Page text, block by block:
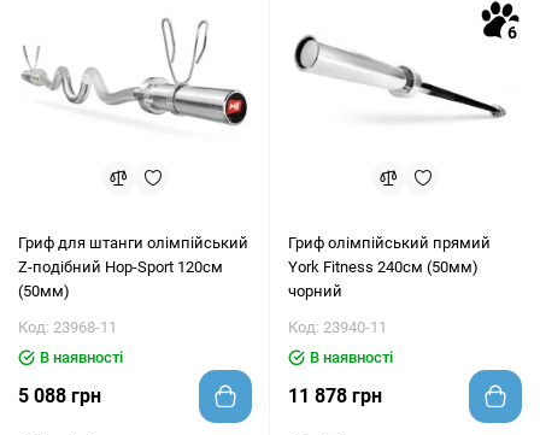
Гриф для штанги олімпійський
Z-подібний Hop-Sport 120см
(50мм)
Код: 23968-11
В наявності
5 088 грн
6
Гриф олімпійський прямий
York Fitness 240см (50мм)
чорний
Код: 23940-11
В наявності
11 878 грн